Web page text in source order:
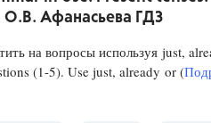
О.В. Афанасьева ГДЗ
на вопросы используя just,
(1-5). Use just, already or (